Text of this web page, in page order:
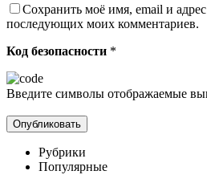
Сохранить моё имя, email и адрес
последующих моих комментариев.
Код безопасности *
Введите символы отображаемые
Рубрики
Популярные